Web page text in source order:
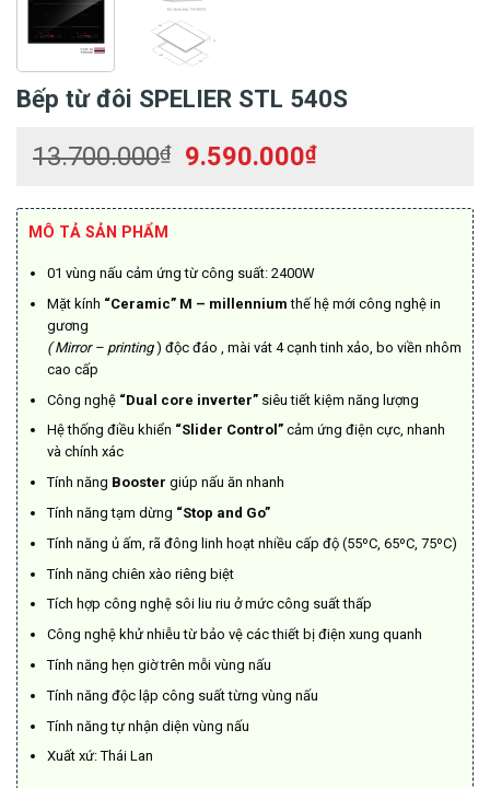
Bếp từ đôi SPELIER STL 540S
13.700.000₫
Giá
là:
9.590.000₫Giá
tại
MÔ TẢ SẢN PHẨM
01 vùng nấu cảm ứng từ công suất: 2400W
Mặt kính “Ceramic” M – millennium thế hệ mới công nghệ in
gương
( Mirror – printing) độc đáo , mài vát 4 cạnh tinh xảo, bo viền nhôm
cao cấp
Công nghệ “Dual core inverter”siêu tiết kiệm năng lượng
Hệ thống điều khiển “Slider Control” cảm ứng điện cực, nhanh
và chính xác
Tính năng Booster giúp nấu ăn nhanh
Tính năng tạm dừng “Stop and Go”
Tính năng ủ ấm, rã đông linh hoạt nhiều cấp độ (55ºC, 65ºC, 75ºC)
Tính năng chiên xào riêng biệt
Tích hợp công nghệ sôi liu riu ở mức công suất thấp
Công nghệ khử nhiễu từ bảo vệ các thiết bị điện xung quanh
Tính năng hẹn giờ trên mỗi vùng nấu
Tính năng độc lập công suất từng vùng nấu
Tính năng tự nhận diện vùng nấu
Xuất xứ: Thái Lan